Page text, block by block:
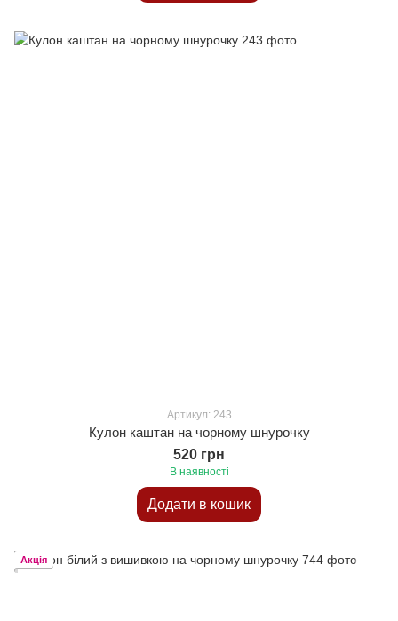
Артикул: 243
Кулон каштан на чорному шнурочку
520 грн
В наявності
Додати в кошик
Акція